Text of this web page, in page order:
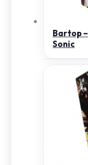
Bartop –
Sonic